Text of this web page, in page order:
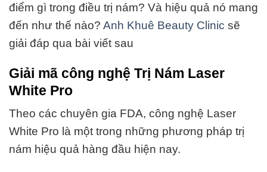
điểm gì trong điều trị nám? Và hiệu quả nó mang
đến như thế nào? Anh Khuê Beauty Clinic sẽ
giải đáp qua bài viết sau
Giải mã công nghệ Trị Nám Laser
White Pro
Theo các chuyên gia FDA, công nghệ Laser
White Pro là một trong những phương pháp trị
nám hiệu quả hàng đầu hiện nay.